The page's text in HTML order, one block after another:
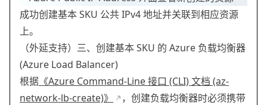
成功创建基本 SKU 公共 IPv4 地址并关联到相应资源
上。
（外延支持）三、创建基本 SKU 的 Azure 负载均衡器
(Azure Load Balancer)
根据 《Azure Command-Line 接口 (CLI) 文档 (az-
network-lb-create)》
，创建负载均衡器时必须携带